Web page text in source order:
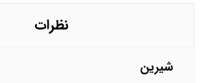
بگیرم. در این زمینه چه پیشنهادی می کنید؟
نظرات
شیرین